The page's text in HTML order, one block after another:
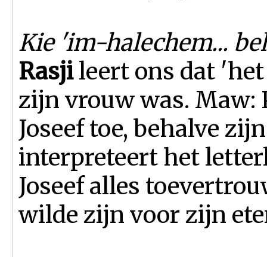
Kie 'im-halechem...
Rasjileert ons dat
zijn vrouw was. Maw:
Joseef toe, behalve
interpreteert het
Joseef alles
wilde zijn voor zijn